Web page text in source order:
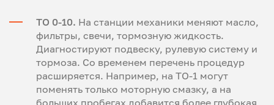
ТО 0-10. На станции механики меняют масло,
фильтры, свечи, тормозную жидкость.
Диагностируют подвеску, рулевую систему и
тормоза. Со временем перечень процедур
расширяется. Например, на ТО-1 могут
поменять только моторную смазку, а на
больших пробегах добавится более глубокая